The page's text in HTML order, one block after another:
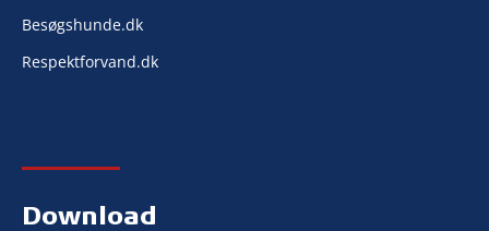
Besøgshunde.dk
Respektforvand.dk
Download